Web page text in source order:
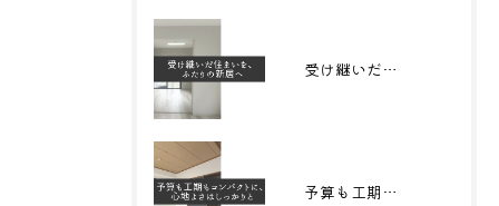
受け継いだ住まいを、 ふたりの新居へ
予算も工期もコンパクトに、心地よさはしっかりと